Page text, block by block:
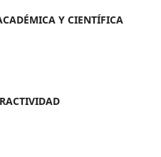
Y CIENTÍFICA